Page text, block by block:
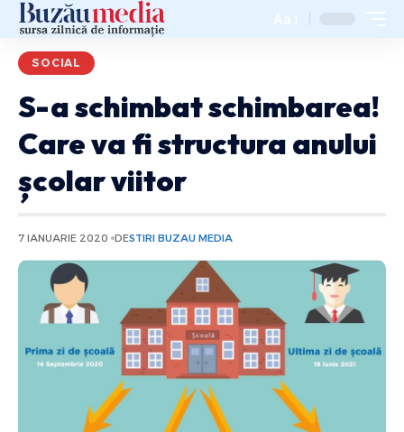
Aa
SOCIAL
S-a schimbat schimbarea!
Care va fi structura anului
școlar viitor
7 IANUARIE 2020 DESTIRI BUZAU MEDIA